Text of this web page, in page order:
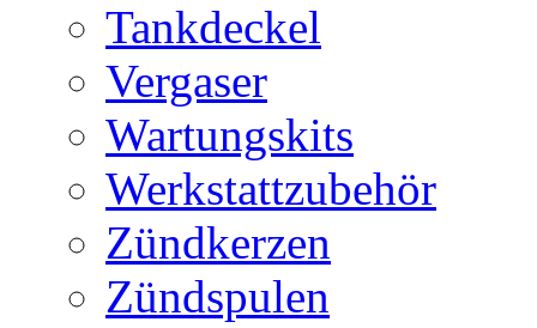
Tankdeckel
Vergaser
Wartungskits
Werkstattzubehör
Zündkerzen
Zündspulen